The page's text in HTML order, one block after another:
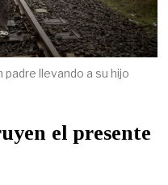
llevando a su hijo
el presente